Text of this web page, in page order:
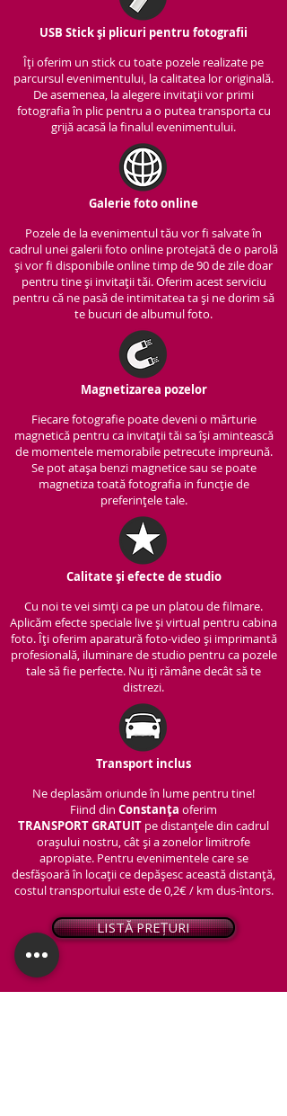
USB Stick și plicuri pentru fotografii
Îți oferim un stick cu toate pozele realizate pe
parcursul evenimentului, la calitatea lor originală.
De asemenea, la alegere invitații vor primi
fotografia în plic pentru a o putea transporta cu
grijă acasă la finalul evenimentului.
Galerie foto online
Pozele de la evenimentul tău vor fi salvate în
cadrul unei galerii foto online protejată de o parolă
și vor fi disponibile online timp de 90 de zile doar
pentru tine și invitații tăi. Oferim acest serviciu
pentru că ne pasă de intimitatea ta și ne dorim să
te bucuri de albumul foto.
Magnetizarea pozelor
Fiecare fotografie poate deveni o mărturie
magnetică pentru ca invitații tăi sa își amintească
de momentele memorabile petrecute impreună.
Se pot atașa benzi magnetice sau se poate
magnetiza toată fotografia in funcție de
preferințele tale.
Calitate și efecte de studio
Cu noi te vei simți ca pe un platou de filmare.
Aplicăm efecte speciale live și virtual pentru cabina
foto. Îți oferim aparatură foto-video și imprimantă
profesională, iluminare de studio pentru ca pozele
tale să fie perfecte. Nu iți rămâne decât să te
distrezi.
Transport inclus
Ne deplasăm oriunde în lume pentru tine!
Fiind din Constanța oferim
TRANSPORTGRATUIT pe distanțele din cadrul
orașului nostru, cât și a zonelor limitrofe
apropiate. Pentru evenimentele care se
desfășoară în locații ce depășesc această distanță,
costul transportului este de 0,2€ / km dus-întors.
LISTĂ PREȚURI
© 2026 - Snap PhotoBooth